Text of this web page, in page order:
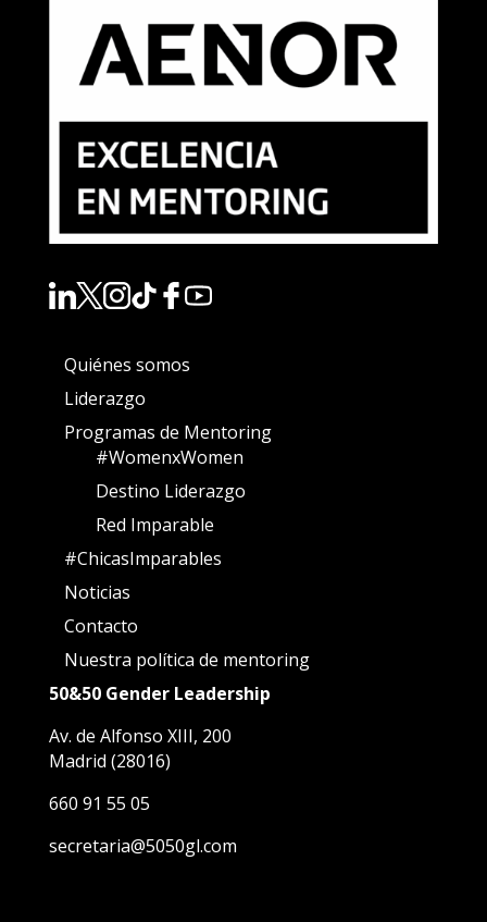
Quiénes somos
Liderazgo
Programas de Mentoring
#WomenxWomen
Destino Liderazgo
Red Imparable
#ChicasImparables
Noticias
Contacto
Nuestra política de mentoring
50&50 Gender Leadership
Av. de Alfonso XIII, 200
Madrid (28016)
660 91 55 05
secretaria@5050gl.com